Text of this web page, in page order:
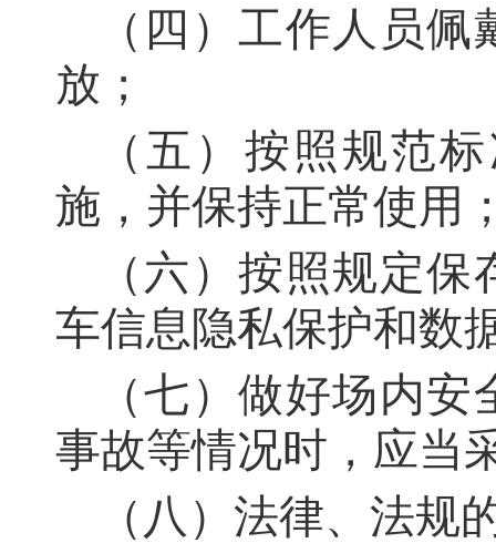
（四）工作人员
放；
（五）按照规范
施，并保持正常使用
（六）按照规定
车信息隐私保护和数
（七）做好场内
事故等情况时，应当
（八）法律、法规